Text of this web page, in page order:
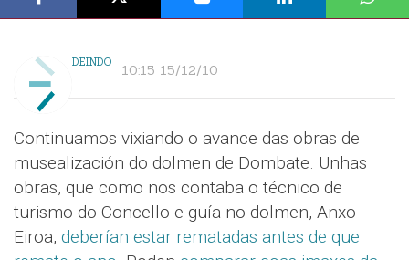
DEINDO 10:15 15/12/10
Continuamos vixiando o avance das obras de
musealización do dolmen de Dombate. Unhas
obras, que como nos contaba o técnico de
turismo do Concello e guía no dolmen, Anxo
Eiroa, deberían estar rematadas antes de que